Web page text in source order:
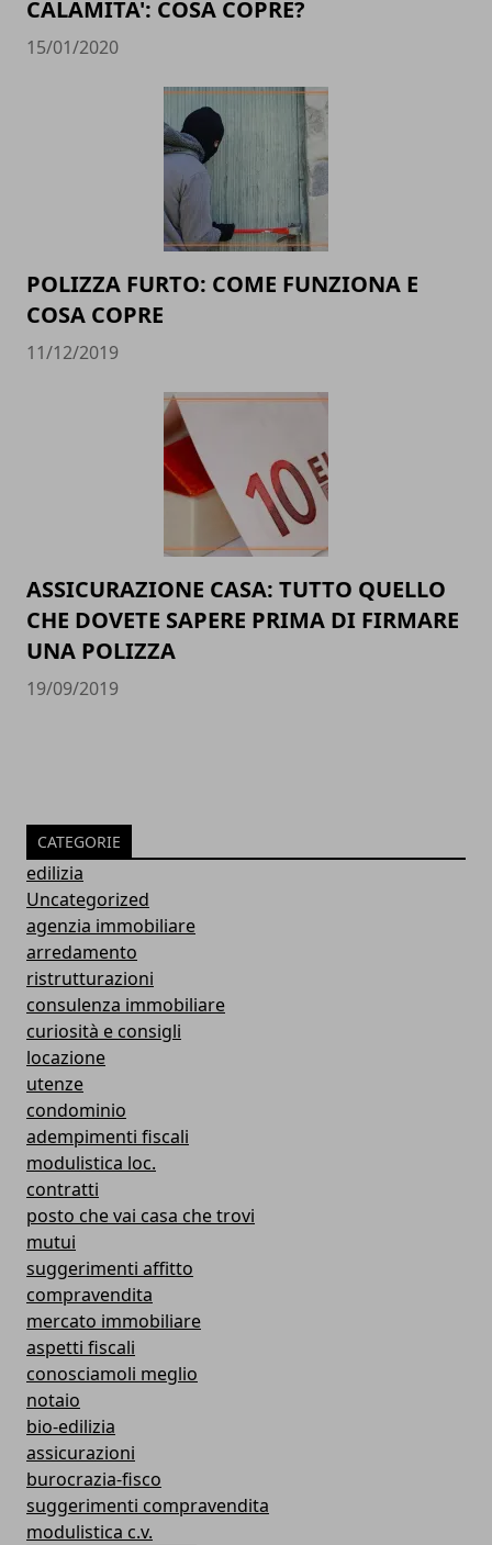
CALAMITA': COSA COPRE?
15/01/2020
POLIZZA FURTO: COME FUNZIONA E
COSA COPRE
11/12/2019
ASSICURAZIONE CASA: TUTTO QUELLO
CHE DOVETE SAPERE PRIMA DI FIRMARE
UNA POLIZZA
19/09/2019
CATEGORIE
edilizia
Uncategorized
agenzia immobiliare
arredamento
ristrutturazioni
consulenza immobiliare
curiosità e consigli
locazione
utenze
condominio
adempimenti fiscali
modulistica loc.
contratti
posto che vai casa che trovi
mutui
suggerimenti affitto
compravendita
mercato immobiliare
aspetti fiscali
conosciamoli meglio
notaio
bio-edilizia
assicurazioni
burocrazia-fisco
suggerimenti compravendita
modulistica c.v.